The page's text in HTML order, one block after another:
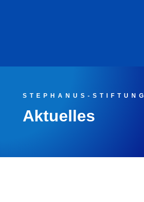
STEPHANUS-STIFTUNG
Aktuelles